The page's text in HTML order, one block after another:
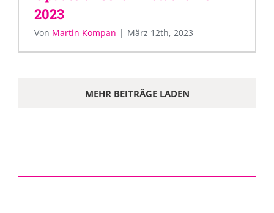
2023
Von Martin Kompan | März 12th, 2023
MEHR BEITRÄGE LADEN